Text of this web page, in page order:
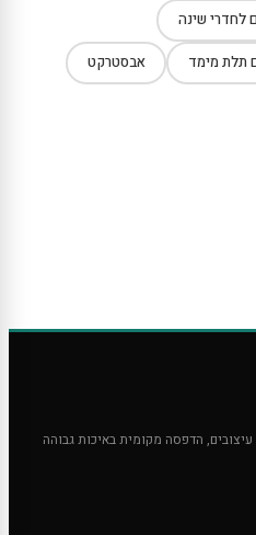
לחדרי שינה
תלת מימד אבסטרקט
הדפסה מקומית באיכות גבוהה